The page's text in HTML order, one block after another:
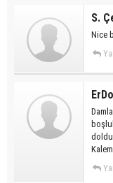
S.
Nice